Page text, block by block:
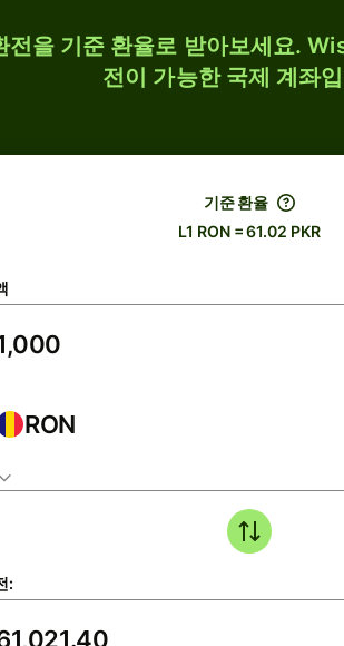
을 기준 환율로 받아보세요.
전이 가능한 국제 계좌
기준 환율
L1 RON = 61.02 PKR
RON
: